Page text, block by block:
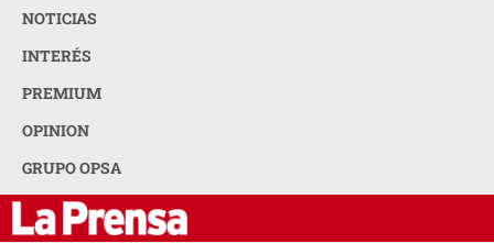
NOTICIAS
INTERÉS
PREMIUM
OPINION
GRUPO OPSA